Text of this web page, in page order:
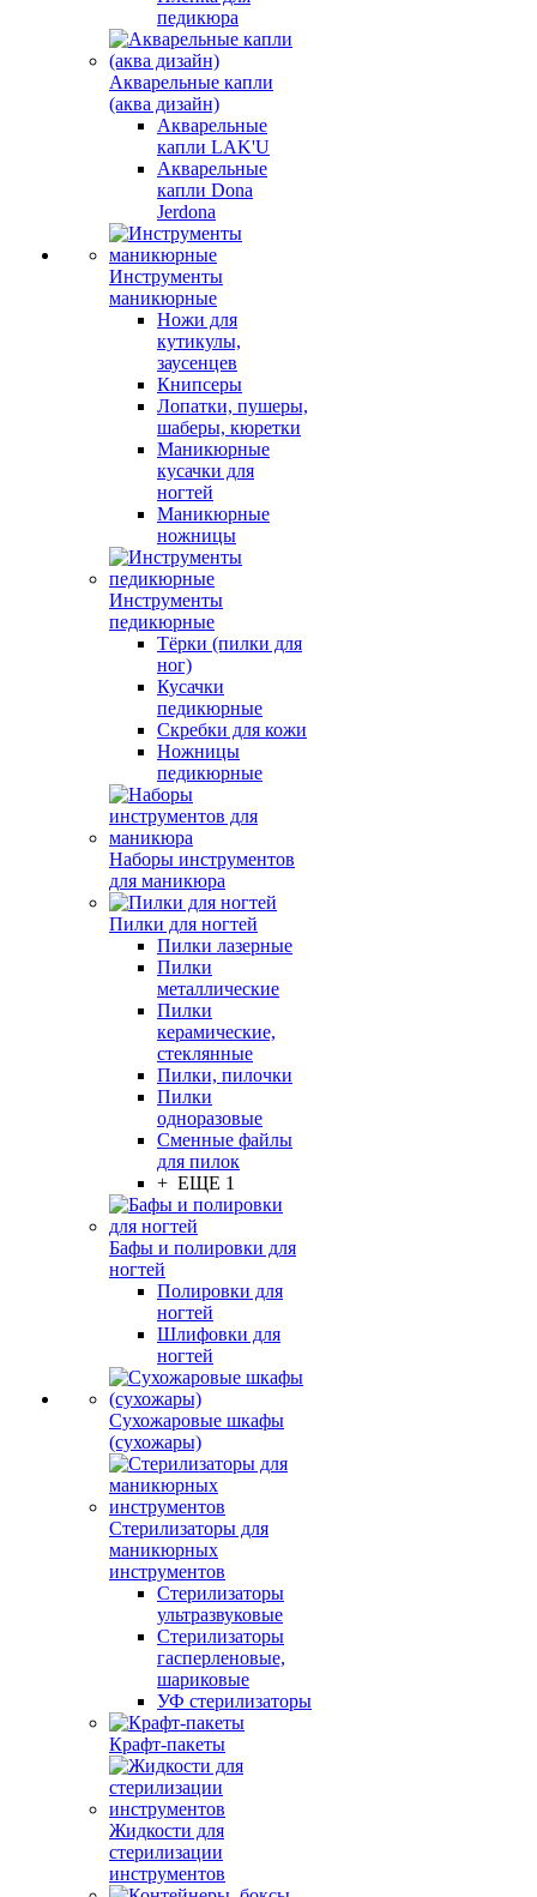
педикюра
Акварельные капли
(аква дизайн)
Акварельные
капли LAK'U
Акварельные
капли Dona
Jerdona
Инструменты
маникюрные
Ножи для
кутикулы,
заусенцев
Книпсеры
Лопатки, пушеры,
шаберы, кюретки
Маникюрные
кусачки для
ногтей
Маникюрные
ножницы
Инструменты
педикюрные
Тёрки (пилки для
ног)
Кусачки
педикюрные
Скребки для кожи
Ножницы
педикюрные
Наборы инструментов
для маникюра
Пилки для ногтей
Пилки лазерные
Пилки
металлические
Пилки
керамические,
стеклянные
Пилки, пилочки
Пилки
одноразовые
Сменные файлы
для пилок
+ ЕЩЕ 1
Бафы и полировки для
ногтей
Полировки для
ногтей
Шлифовки для
ногтей
Сухожаровые шкафы
(сухожары)
Стерилизаторы для
маникюрных
инструментов
Стерилизаторы
ультразвуковые
Стерилизаторы
гасперленовые,
шариковые
УФ стерилизаторы
Крафт-пакеты
Жидкости для
стерилизации
инструментов